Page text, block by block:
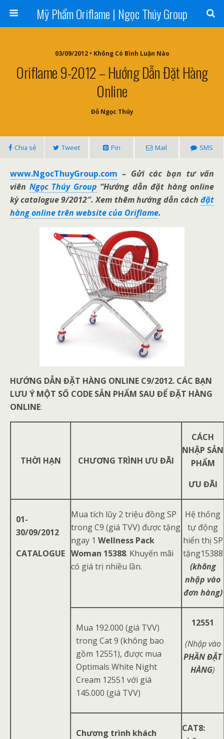
Mỹ Phẩm Oriflame | Ngọc Thúy Group
03/09/2012 • Không Có Bình Luận Nào
Oriflame 9-2012 – Hướng Dẫn Đặt Hàng
Online
Đỗ Ngọc Thúy
Chia sẻ Tweet Pin Mail SMS
www.NgocThuyGroup.com – Gửi các bạn tư vấn
viên Ngọc Thúy Group “Hướng dẫn đặt hàng online
kỳ catalogue 9/2012″. Xem thêm hướng dẫn cách đặt
hàng online trên website của Oriflame.
HƯỚNG DẪN ĐẶT HÀNG ONLINE C9/2012. CÁC BẠN
LƯU Ý MỘT SỐ CODE SẢN PHẨM SAU ĐỂ ĐẶT HÀNG
ONLINE:
THỜI HẠN CHƯƠNG TRÌNH ƯU ĐÃI
CÁCH
NHẬP SẢN
PHẨM
ƯU ĐÃI
01-
30/09/2012
CATALOGUE
Mua tích lũy 2 triệu đồng SP
trong C9 (giá TVV) được tặng
ngay 1 Wellness Pack
Woman 15388. Khuyến mãi
có giá trị nhiều lần.
Hệ thống
tự động
hiển thị SP
tặng15388
(không
nhập vào
đơn hàng)
Mua 192.000 (giá TVV)
trong Cat 9 (không bao
gồm 12551), được mua
Optimals White Night
Cream 12551 với giá
145.000 (giá TVV)
12551
(Nhập vào
PHẦN ĐẶT
HÀNG)
Chương trình khách
CAT8: